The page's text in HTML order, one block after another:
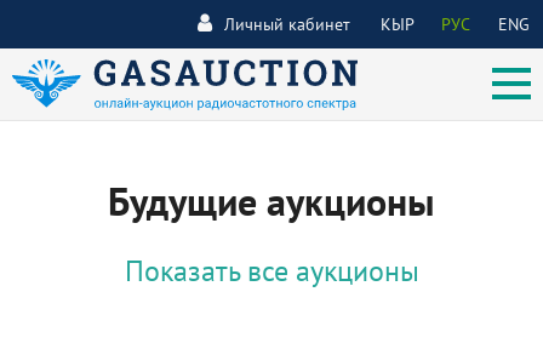
КЫР РУС ENG
Личный кабинет
Будущие аукционы
Показать все аукционы